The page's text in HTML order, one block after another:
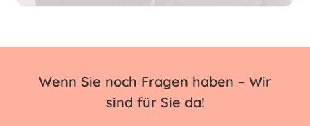
Wenn Sie noch Fragen haben – Wir
sind für Sie da!